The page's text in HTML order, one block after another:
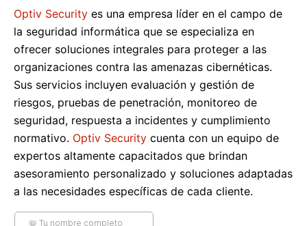
Optiv Security es una empresa líder en el campo de
la seguridad informática que se especializa en
ofrecer soluciones integrales para proteger a las
organizaciones contra las amenazas cibernéticas.
Sus servicios incluyen evaluación y gestión de
riesgos, pruebas de penetración, monitoreo de
seguridad, respuesta a incidentes y cumplimiento
normativo. Optiv Security cuenta con un equipo de
expertos altamente capacitados que brindan
asesoramiento personalizado y soluciones adaptadas
a las necesidades específicas de cada cliente.